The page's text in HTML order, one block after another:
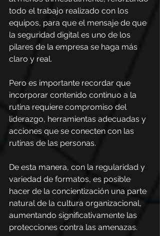
todo el trabajo realizado con los
equipos, para que el mensaje de que
la seguridad digital es uno de los
pilares de la empresa se haga más
claro y real.
Pero es importante recordar que
incorporar contenido continuo a la
rutina requiere compromiso del
liderazgo, herramientas adecuadas y
acciones que se conecten con las
rutinas de las personas.
De esta manera, con la regularidad y
variedad de formatos, es posible
hacer de la concientización una parte
natural de la cultura organizacional,
aumentando significativamente las
protecciones contra las amenazas.